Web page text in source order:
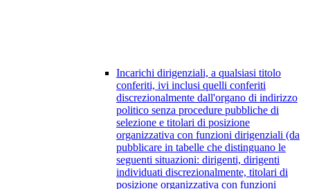
Incarichi dirigenziali, a qualsiasi titolo
conferiti, ivi inclusi quelli conferiti
discrezionalmente dall'organo di indirizzo
politico senza procedure pubbliche di
selezione e titolari di posizione
organizzativa con funzioni dirigenziali (da
pubblicare in tabelle che distinguano le
seguenti situazioni: dirigenti, dirigenti
individuati discrezionalmente, titolari di
posizione organizzativa con funzioni